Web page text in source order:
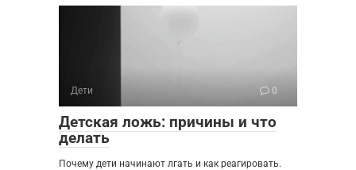
Дети 0
Детская ложь: причины и что
делать
Почему дети начинают лгать и как реагировать.